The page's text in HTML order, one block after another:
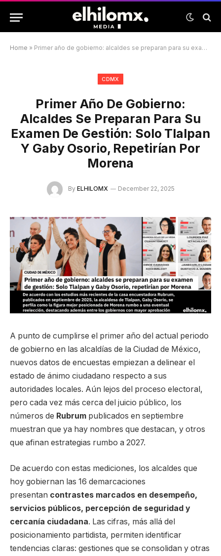
Home » Primer año de gobierno: alcaldes se preparan para su examen de gestión: Solo Tlalpan y Gaby Osorio, repetirían por Morena
CDMX
Primer Año De Gobierno:
Alcaldes Se Preparan Para Su
Examen De Gestión: Solo Tlalpan
Y Gaby Osorio, Repetirían Por
Morena
By ELHILOMX December 22, 2025
A punto de cumplirse el primer año del actual periodo
de gobierno en las alcaldías de la Ciudad de México,
nuevos datos de encuestas empiezan a delinear el
estado de ánimo ciudadano respecto a sus
autoridades locales. Aún lejos del proceso electoral,
pero cada vez más cerca del juicio público, los
números de Rubrum publicados en septiembre
muestran que ya hay nombres que destacan, y otros
que afinan estrategias rumbo a 2027.
De acuerdo con estas mediciones, los alcaldes que
hoy gobiernan las 16 demarcaciones
presentan contrastes marcados en desempeño,
servicios públicos, percepción de seguridad y
cercanía ciudadana. Las cifras, más allá del
posicionamiento partidista, permiten identificar
tendencias claras: gestiones que se consolidan y otras